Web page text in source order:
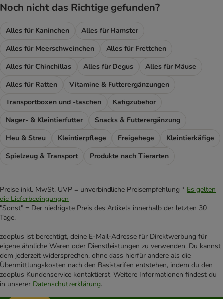
Noch nicht das Richtige gefunden?
Alles für Kaninchen
Alles für Hamster
Alles für Meerschweinchen
Alles für Frettchen
Alles für Chinchillas
Alles für Degus
Alles für Mäuse
Alles für Ratten
Vitamine & Futterergänzungen
Transportboxen und -taschen
Käfigzubehör
Nager- & Kleintierfutter
Snacks & Futterergänzung
Heu & Streu
Kleintierpflege Freigehege
Kleintierkäfige
Spielzeug & Transport
Produkte nach Tierarten
Preise inkl. MwSt. UVP = unverbindliche Preisempfehlung * Es gelten
die Lieferbedingungen
"Sonst" = Der niedrigste Preis des Artikels innerhalb der letzten 30
Tage.
zooplus ist berechtigt, deine E-Mail-Adresse für Direktwerbung für
eigene ähnliche Waren oder Dienstleistungen zu verwenden. Du kannst
dem jederzeit widersprechen, ohne dass hierfür andere als die
Übermittlungskosten nach den Basistarifen entstehen, indem du den
zooplus Kundenservice kontaktierst. Weitere Informationen findest du
in unserer Datenschutzerklärung.